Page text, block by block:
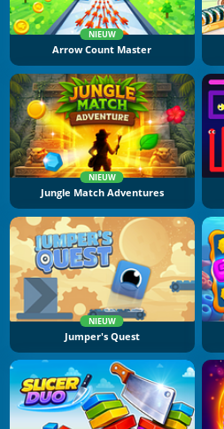
NIEUW
Arrow Count Master
NIEUW
Jungle Match Adventures
NIEUW
Jumper's Quest